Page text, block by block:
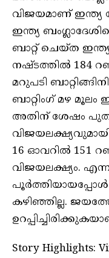
വിജയമാണ് ഇന്ത്യ
ഇന്ത്യ
ബാറ്റ് ചെയ്‌ത
നഷ്‌ടത്തിൽ 184
മറുപടി
ബാറ്റിംഗ് മഴ മൂലം
അതിന് ശേഷം
16 ഓവറിൽ 151
വിജയലക്ഷ്യം.
പൂർത്തിയായപ്പോൾ
കഴിഞ്ഞില്ല.
Story Highlights: